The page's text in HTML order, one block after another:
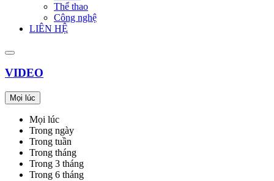
Thể thao
Công nghệ
LIÊN HỆ
VIDEO
Mọi lúc
Mọi lúc
Trong ngày
Trong tuần
Trong tháng
Trong 3 tháng
Trong 6 tháng